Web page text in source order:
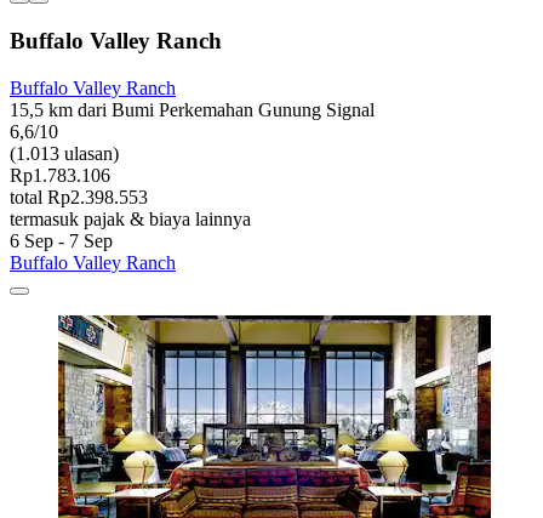
Buffalo Valley Ranch
Buffalo Valley Ranch
15,5 km dari Bumi Perkemahan Gunung Signal
6,6/10
(1.013 ulasan)
Rp1.783.106
total Rp2.398.553
termasuk pajak & biaya lainnya
6 Sep - 7 Sep
Buffalo Valley Ranch